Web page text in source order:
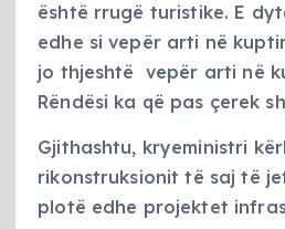
është rrugë turistike. E
edhe si vepër arti në
jo thjeshtë vepër arti në
Rëndësi ka që pas çerek
Gjithashtu, kryeministri
rikonstruksionit të saj të
plotë edhe projektet